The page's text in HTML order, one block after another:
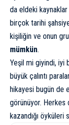
da eldeki
birçok tarihi
kişiliğin ve onun
mümkün.
Yeşil mi giyindi, iyi
büyük çalıntı
hikayesi bugün de
görünüyor.
kazandığı öyküleri